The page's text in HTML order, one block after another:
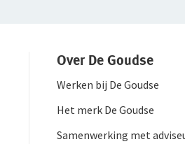
Over De Goudse
Werken bij De Goudse
Het merk De Goudse
Samenwerking met